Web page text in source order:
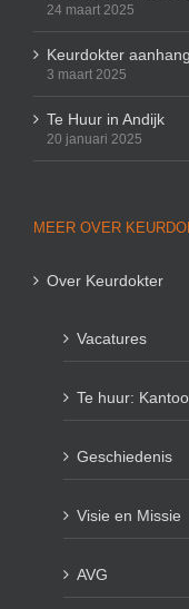
24 maart 2025
Keurdokter
3 maart 2025
Te Huur in Andijk
20 januari 2025
MEER OVER
Over Keurdokter
Vacatures
Te huur:
Geschiedenis
Visie en Missie
AVG